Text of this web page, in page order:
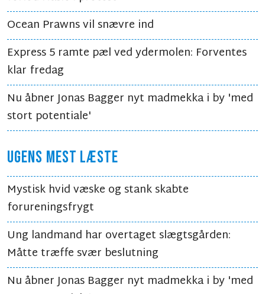
Ocean Prawns vil snævre ind
Express 5 ramte pæl ved ydermolen: Forventes
klar fredag
Nu åbner Jonas Bagger nyt madmekka i by 'med
stort potentiale'
UGENS MEST LÆSTE
Mystisk hvid væske og stank skabte
forureningsfrygt
Ung landmand har overtaget slægtsgården:
Måtte træffe svær beslutning
Nu åbner Jonas Bagger nyt madmekka i by 'med